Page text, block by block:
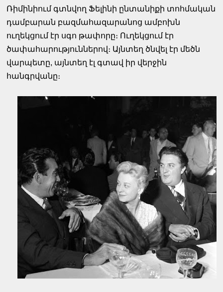
Ռիմինիում գտնվող Ֆելինի ընտանիքի տոհմական
դամբարան բազմահազարանոց ամբոխն
ուղեկցում էր սգո թափորը։ Ուղեկցում էր
ծափահարություններով։ Այնտեղ ծնվել էր մեծն
վարպետը, այնտեղ էլ գտավ իր վերջին
հանգրվանը։